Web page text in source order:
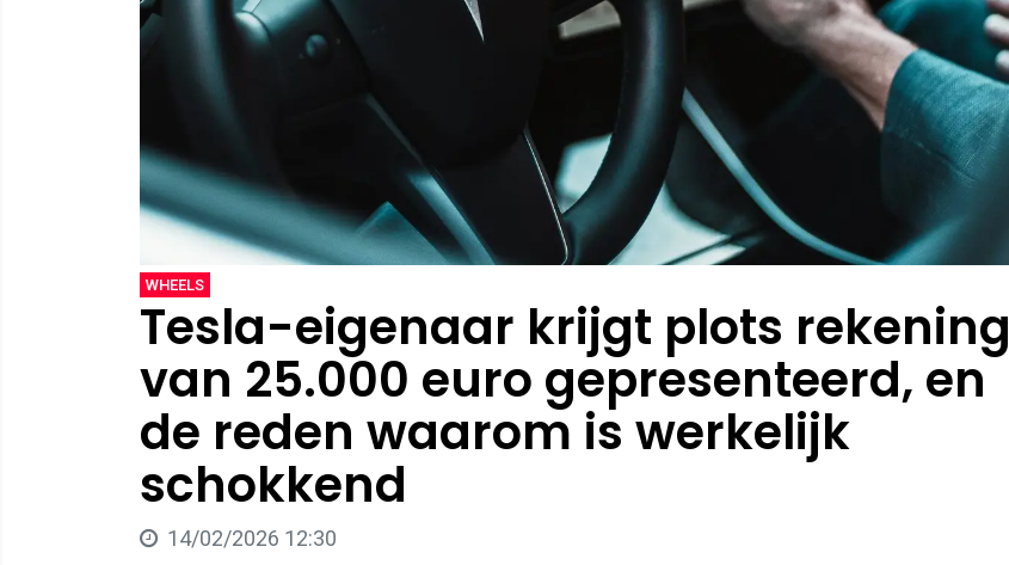
WHEELS
Tesla-eigenaar krijgt plots rekening
van 25.000 euro gepresenteerd, en
de reden waarom is werkelijk
schokkend
14/02/2026 12:30